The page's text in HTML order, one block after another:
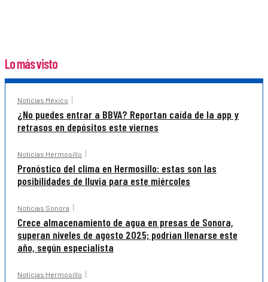
Lo más visto
Noticias México
¿No puedes entrar a BBVA? Reportan caída de la app y
retrasos en depósitos este viernes
Noticias Hermosillo
Pronóstico del clima en Hermosillo: estas son las
posibilidades de lluvia para este miércoles
Noticias Sonora
Crece almacenamiento de agua en presas de Sonora,
superan niveles de agosto 2025; podrían llenarse este
año, según especialista
Noticias Hermosillo